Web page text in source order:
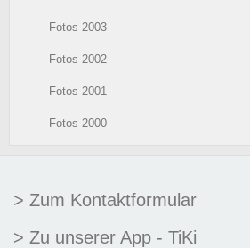
Fotos 2003
Fotos 2002
Fotos 2001
Fotos 2000
> Zum Kontaktformular
> Zu unserer App - TiKi